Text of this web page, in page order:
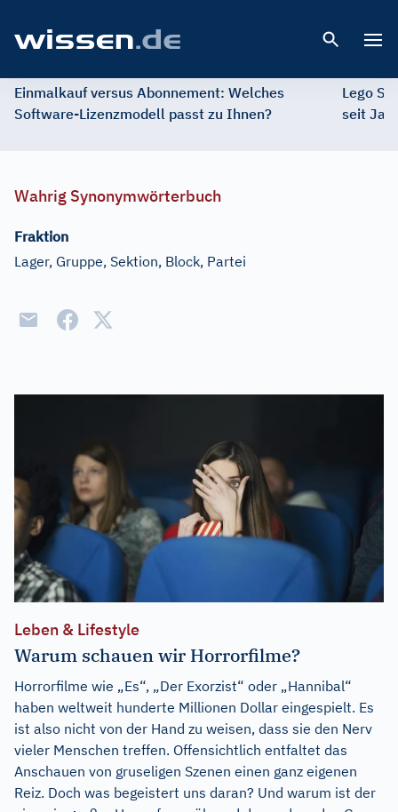
Einmalkauf versus Abonnement: Welches
Software-Lizenzmodell passt zu Ihnen?
Lego
seit
Wahrig Synonymwörterbuch
Fraktion
Lager, Gruppe, Sektion, Block, Partei
Leben & Lifestyle
Warum schauen wir Horrorfilme?
Horrorfilme wie „Es“, „Der Exorzist“ oder „Hannibal“
haben weltweit hunderte Millionen Dollar eingespielt. Es
ist also nicht von der Hand zu weisen, dass sie den Nerv
vieler Menschen treffen. Offensichtlich entfaltet das
Anschauen von gruseligen Szenen einen ganz eigenen
Reiz. Doch was begeistert uns daran? Und warum ist der